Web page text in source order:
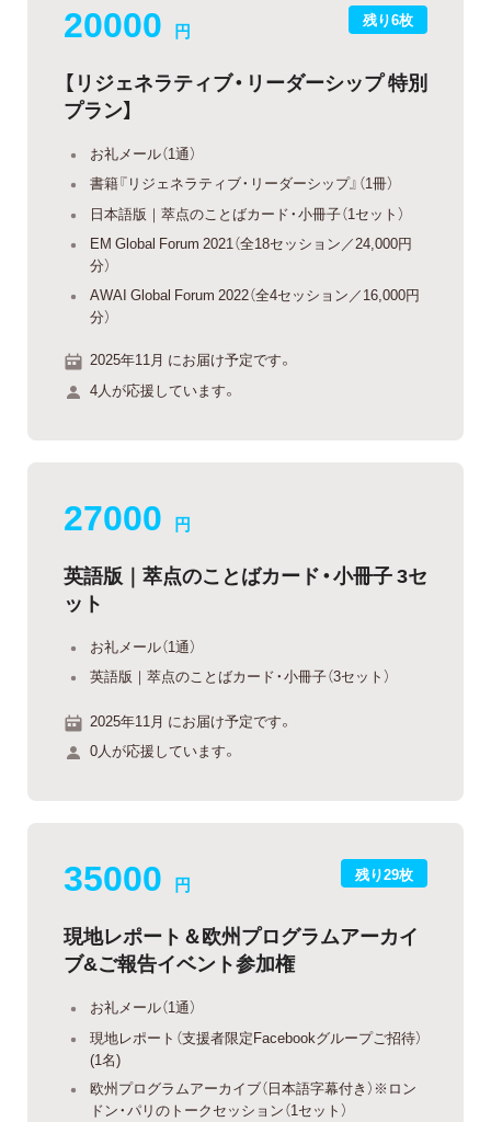
残り6枚
20000 円
【リジェネラティブ・リーダーシップ 特別
プラン】
お礼メール（1通）
書籍『リジェネラティブ・リーダーシップ』（1冊）
日本語版｜萃点のことばカード・小冊子（1セット）
EM Global Forum 2021（全18セッション／24,000円
分）
AWAI Global Forum 2022（全4セッション／16,000円
分）
2025年11月 にお届け予定です。
4人が応援しています。
27000 円
英語版｜萃点のことばカード・小冊子 3セ
ット
お礼メール（1通）
英語版｜萃点のことばカード・小冊子（3セット）
2025年11月 にお届け予定です。
0人が応援しています。
残り29枚
35000 円
現地レポート＆欧州プログラムアーカイ
ブ&ご報告イベント参加権
お礼メール（1通）
現地レポート（支援者限定Facebookグループご招待）
(1名)
欧州プログラムアーカイブ（日本語字幕付き）※ロン
ドン・パリのトークセッション（1セット）